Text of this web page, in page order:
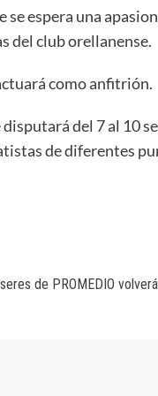
espera una
del club orellanense.
como anfitrión.
disputará del 7 al 10
de diferentes
de PROMEDIO